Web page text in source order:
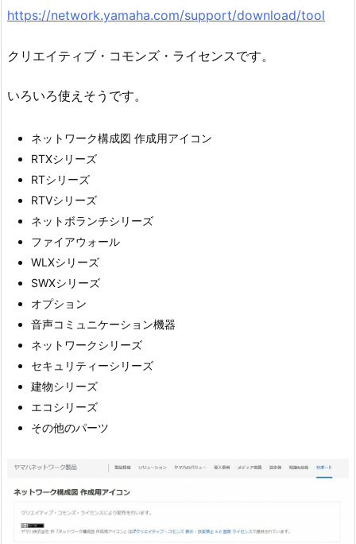
https://network.yamaha.com/support/download/tool
クリエイティブ・コモンズ・ライセンスです。
いろいろ使えそうです。
ネットワーク構成図 作成用アイコン
RTXシリーズ
RTシリーズ
RTVシリーズ
ネットボランチシリーズ
ファイアウォール
WLXシリーズ
SWXシリーズ
オプション
音声コミュニケーション機器
ネットワークシリーズ
セキュリティーシリーズ
建物シリーズ
エコシリーズ
その他のパーツ